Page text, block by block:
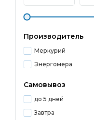
Производитель
Меркурий
Энергомера
Самовывоз
до 5 дней
Завтра